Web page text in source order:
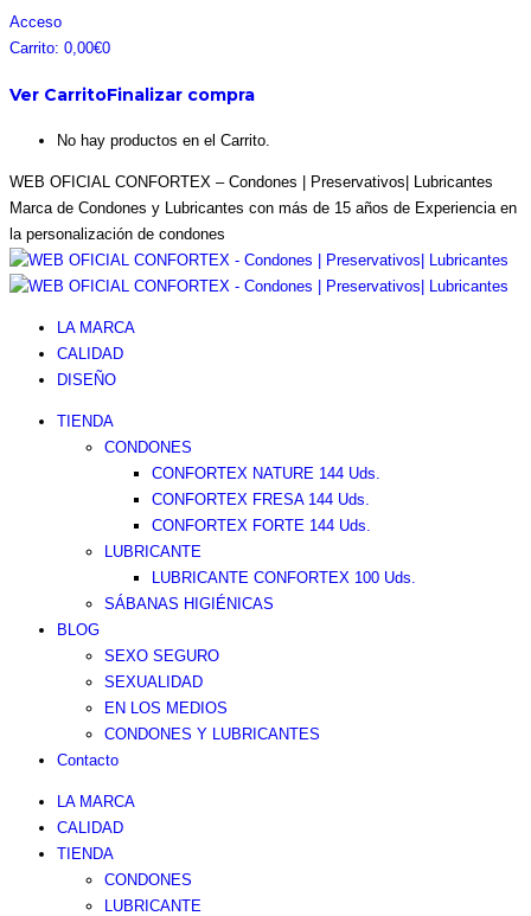
Saltar
al
Facebook
page
in
Instagram
page
in
Pinterest
page
in
Twitter
page
in
Acceso
Carrito: 0,00€0
Ver CarritoFinalizar compra
No hay productos en el Carrito.
WEB OFICIAL CONFORTEX – Condones | Preservativos| Lubricantes
Marca de Condones y Lubricantes con más de 15 años de Experiencia en
la personalización de condones
LA MARCA
CALIDAD
DISEÑO
TIENDA
CONDONES
CONFORTEX NATURE 144 Uds.
CONFORTEX FRESA 144 Uds.
CONFORTEX FORTE 144 Uds.
LUBRICANTE
LUBRICANTE CONFORTEX 100 Uds.
SÁBANAS HIGIÉNICAS
BLOG
SEXO SEGURO
SEXUALIDAD
EN LOS MEDIOS
CONDONES Y LUBRICANTES
Contacto
LA MARCA
CALIDAD
TIENDA
CONDONES
LUBRICANTE